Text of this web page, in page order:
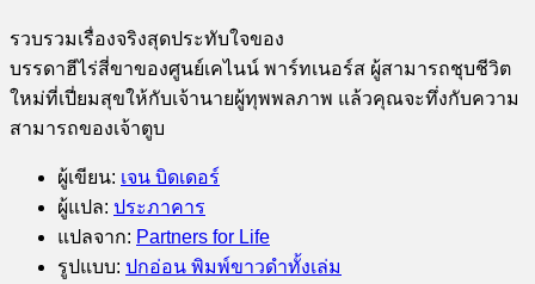
price
was:
280.00 ฿.
price
is:
224.00 ฿.
รวบรวมเรื่องจริงสุดประทับใจของ
บรรดาฮีไร่สี่ขาของศูนย์เคไนน์ พาร์ทเนอร์ส ผู้สามารถชุบชีวิต
ใหม่ที่เปี่ยมสุขให้กับเจ้านายผู้ทุพพลภาพ แล้วคุณจะทึ่งกับความ
สามารถของเจ้าตูบ
ผู้เขียน: เจน บิดเดอร์
ผู้แปล: ประภาคาร
แปลจาก: Partners for Life
รูปแบบ: ปกอ่อน พิมพ์ขาวดำทั้งเล่ม